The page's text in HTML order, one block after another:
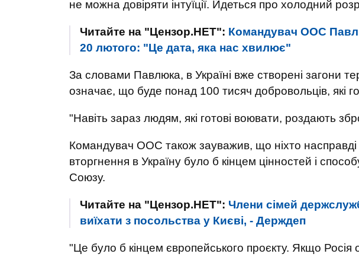
не можна довіряти інтуїції. Йдеться про холодний
Читайте на "Цензор.НЕТ": Командувач ООС
20 лютого: "Це дата, яка нас хвилює"
За словами Павлюка, в Україні вже створені загони
означає, що буде понад 100 тисяч добровольців, які
"Навіть зараз людям, які готові воювати, роздають
Командувач ООС також зауважив, що ніхто насправді
вторгнення в Україну було б кінцем цінностей і
Союзу.
Читайте на "Цензор.НЕТ": Члени сімей
виїхати з посольства у Києві, - Держдеп
"Це було б кінцем європейського проєкту. Якщо Росія